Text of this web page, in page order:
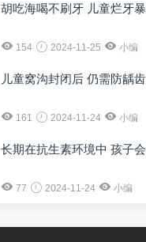
胡吃海喝不刷牙 儿童烂牙
154 2024-11-25 小编
儿童窝沟封闭后 仍需防龋齿
161 2024-11-24 小编
长期在抗生素环境中 孩子
77 2024-11-24 小编